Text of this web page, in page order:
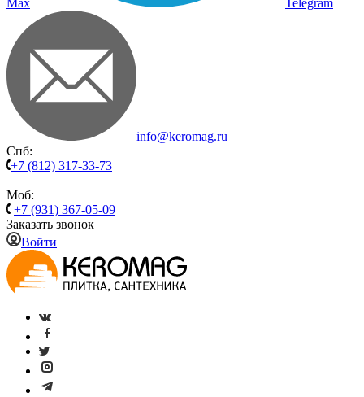
Max Telegram
info@keromag.ru
Спб:
+7 (812) 317-33-73
Моб:
+7 (931) 367-05-09
Заказать звонок
Войти